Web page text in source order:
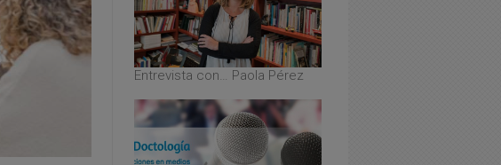
Entrevista con… Paola Pérez